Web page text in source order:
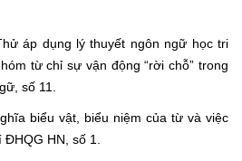
áp dụng lý thuyết ngôn ngữ học tri
từ chỉ sự vận động “rời chỗ” trong
số 11.
biểu vật, biểu niệm của từ và việc
HN, số 1.